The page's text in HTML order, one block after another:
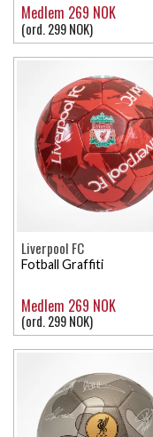
Medlem 269 NOK
(ord. 299 NOK)
Liverpool FC
Fotball Graffiti
Medlem 269 NOK
(ord. 299 NOK)